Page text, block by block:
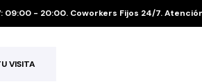
09:00 - 20:00. Coworkers Fijos 24/7.
VISITA